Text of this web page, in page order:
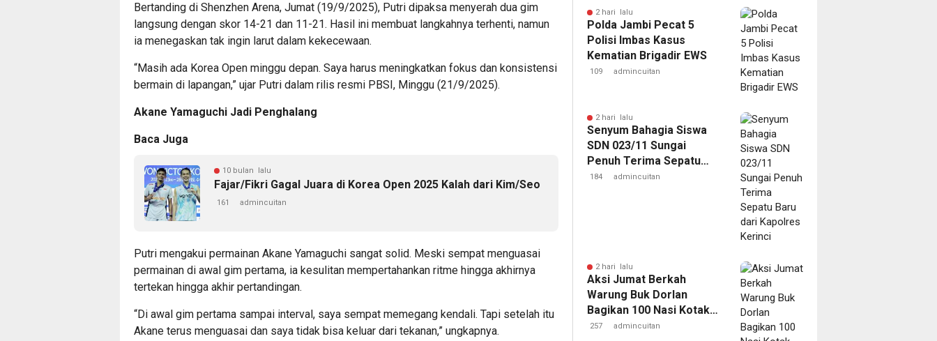
Bertanding di Shenzhen Arena, Jumat (19/9/2025), Putri dipaksa menyerah dua gim
langsung dengan skor 14-21 dan 11-21. Hasil ini membuat langkahnya terhenti, namun
ia menegaskan tak ingin larut dalam kekecewaan.
“Masih ada Korea Open minggu depan. Saya harus meningkatkan fokus dan konsistensi
bermain di lapangan,” ujar Putri dalam rilis resmi PBSI, Minggu (21/9/2025).
Akane Yamaguchi Jadi Penghalang
Baca Juga
10 bulan lalu
Fajar/Fikri Gagal Juara di Korea Open 2025 Kalah dari Kim/Seo
161 admincuitan
Putri mengakui permainan Akane Yamaguchi sangat solid. Meski sempat menguasai
permainan di awal gim pertama, ia kesulitan mempertahankan ritme hingga akhirnya
tertekan hingga akhir pertandingan.
“Di awal gim pertama sampai interval, saya sempat memegang kendali. Tapi setelah itu
Akane terus menguasai dan saya tidak bisa keluar dari tekanan,” ungkapnya.
2 hari lalu
Polda Jambi Pecat 5
Polisi Imbas Kasus
Kematian Brigadir EWS
109 admincuitan
2 hari lalu
Senyum Bahagia Siswa
SDN 023/11 Sungai
Penuh Terima Sepatu
Baru dari Kapolres
184 admincuitan
2 hari lalu
Aksi Jumat Berkah
Warung Buk Dorlan
Bagikan 100 Nasi Kotak
dan Jus Gratis
257 admincuitan